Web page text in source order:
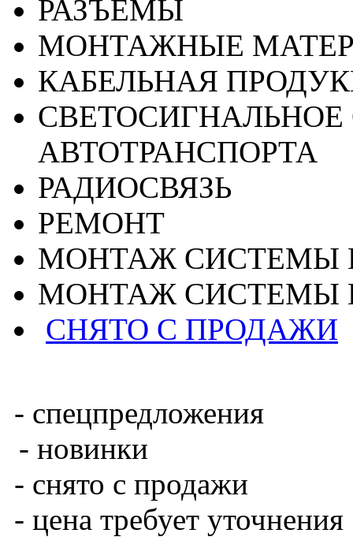
РАЗЪЕМЫ
МОНТАЖНЫЕ
КАБЕЛЬНАЯ
АВТОТРАНСПОРТА
РАДИОСВЯЗЬ
РЕМОНТ
МОНТАЖ СИСТЕМЫ
МОНТАЖ СИСТЕМЫ
СНЯТО С ПРОДАЖИ
- спецпредложения
- новинки
- снято с продажи
- цена требует уточнения